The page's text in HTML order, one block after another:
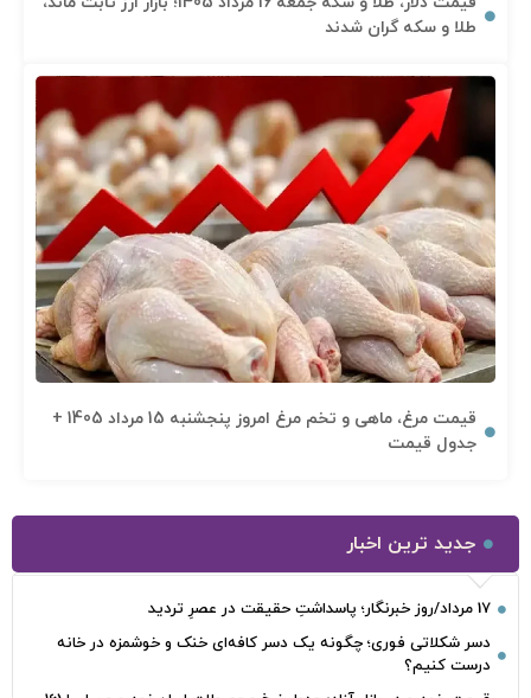
طلا و سکه گران شدند
قیمت مرغ، ماهی و تخم مرغ امروز پنجشنبه 15 مرداد 1405 +
جدول قیمت
جدید ترین اخبار
17 مرداد/روز خبرنگار؛ پاسداشتِ حقیقت در عصرِ تردید
دسر شکلاتی فوری؛ چگونه یک دسر کافه‌ای خنک و خوشمزه در خانه
درست کنیم؟